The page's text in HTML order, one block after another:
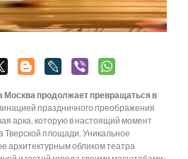
Москва продолжает превращаться в
праздничного преображения
арка, которую в настоящий момент
площади. Уникальное
архитектурным обликом театра